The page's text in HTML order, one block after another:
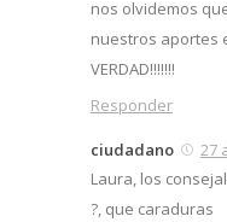
nos olvidemos
nuestros aportes
VERDAD!!!!!!!
Responder
ciudadano
27
Laura, los
?, que caraduras